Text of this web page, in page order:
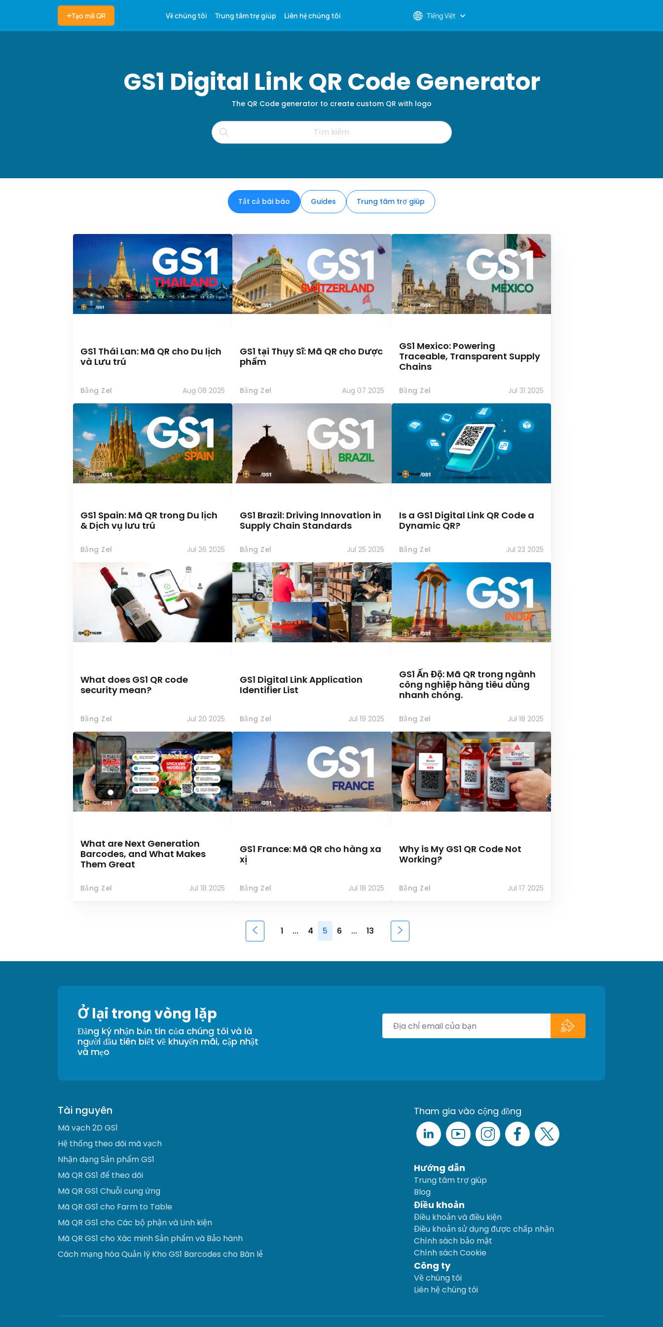
Tạo mã QR Về chúng tôi Trung tâm trợ giúp Liên hệ chúng tôi Tiếng Việt
GS1 Digital Link QR Code Generator
The QR Code generator to create custom QR with logo
Tất cả bài báo Guides Trung tâm trợ giúp
GS1 Thái Lan: Mã QR cho Du lịch
và Lưu trú
Bằng Zel Aug 08 2025
GS1 tại Thụy Sĩ: Mã QR cho Dược
phẩm
Bằng Zel Aug 07 2025
GS1 Mexico: Powering
Traceable, Transparent Supply
Chains
Bằng Zel Jul 31 2025
GS1 Spain: Mã QR trong Du lịch
& Dịch vụ lưu trú
Bằng Zel Jul 26 2025
GS1 Brazil: Driving Innovation in
Supply Chain Standards
Bằng Zel Jul 25 2025
Is a GS1 Digital Link QR Code a
Dynamic QR?
Bằng Zel Jul 23 2025
What does GS1 QR code
security mean?
Bằng Zel Jul 20 2025
GS1 Digital Link Application
Identifier List
Bằng Zel Jul 19 2025
GS1 Ấn Độ: Mã QR trong ngành
công nghiệp hàng tiêu dùng
nhanh chóng.
Bằng Zel Jul 18 2025
What are Next Generation
Barcodes, and What Makes
Them Great
Bằng Zel Jul 18 2025
GS1 France: Mã QR cho hàng xa
xị
Bằng Zel Jul 18 2025
Why is My GS1 QR Code Not
Working?
Bằng Zel Jul 17 2025
1 ... 4 5 6 ... 13
Ở lại trong vòng lặp
Đăng ký nhận bản tin của chúng tôi và là
người đầu tiên biết về khuyến mãi, cập nhật
và mẹo
Tài nguyên
Mã vạch 2D GS1
Hệ thống theo dõi mã vạch
Nhận dạng Sản phẩm GS1
Mã QR GS1 để theo dõi
Mã QR GS1 Chuỗi cung ứng
Mã QR GS1 cho Farm to Table
Mã QR GS1 cho Các bộ phận và Linh kiện
Mã QR GS1 cho Xác minh Sản phẩm và Bảo hành
Cách mạng hóa Quản lý Kho GS1 Barcodes cho Bán lẻ
Tham gia vào cộng đồng
Hướng dẫn
Trung tâm trợ giúp
Blog
Điều khoản
Điều khoản và điều kiện
Điều khoản sử dụng được chấp nhận
Chính sách bảo mật
Chính sách Cookie
Công ty
Về chúng tôi
Liên hệ chúng tôi